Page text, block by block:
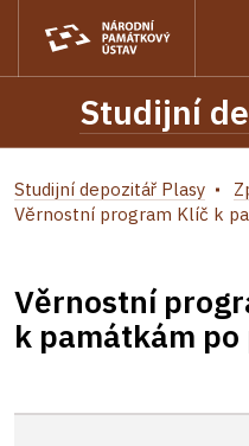
Studijní
Studijní depozitář Plasy
Věrnostní program Klíč k
Věrnostní
k památkám